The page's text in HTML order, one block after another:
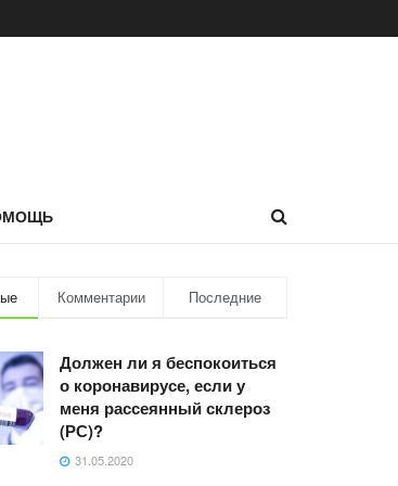
Комментарии Последние
Должен ли я беспокоиться
о коронавирусе, если у
меня рассеянный склероз
(РС)?
31.05.2020